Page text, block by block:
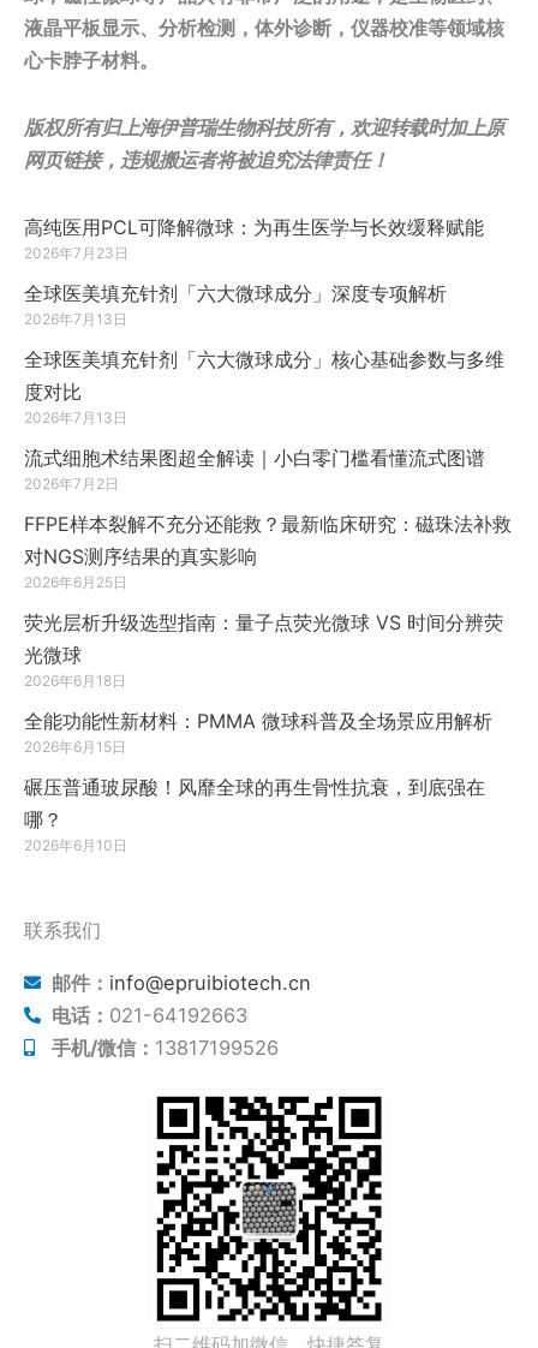
液晶平板显示、分析检测，体外诊断，仪器校准等领域核
心卡脖子材料。
版权所有归上海伊普瑞生物科技所有，欢迎转载时加上原
网页链接，违规搬运者将被追究法律责任！
高纯医用PCL可降解微球：为再生医学与长效缓释赋能
2026年7月23日
全球医美填充针剂「六大微球成分」深度专项解析
2026年7月13日
全球医美填充针剂「六大微球成分」核心基础参数与多维
度对比
2026年7月13日
流式细胞术结果图超全解读｜小白零门槛看懂流式图谱
2026年7月2日
FFPE样本裂解不充分还能救？最新临床研究：磁珠法补救
对NGS测序结果的真实影响
2026年6月25日
荧光层析升级选型指南：量子点荧光微球 VS 时间分辨荧
光微球
2026年6月18日
全能功能性新材料：PMMA 微球科普及全场景应用解析
2026年6月15日
碾压普通玻尿酸！风靡全球的再生骨性抗衰，到底强在
哪？
2026年6月10日
联系我们
邮件： info@epruibiotech.cn
电话： 021-64192663
手机/微信： 13817199526